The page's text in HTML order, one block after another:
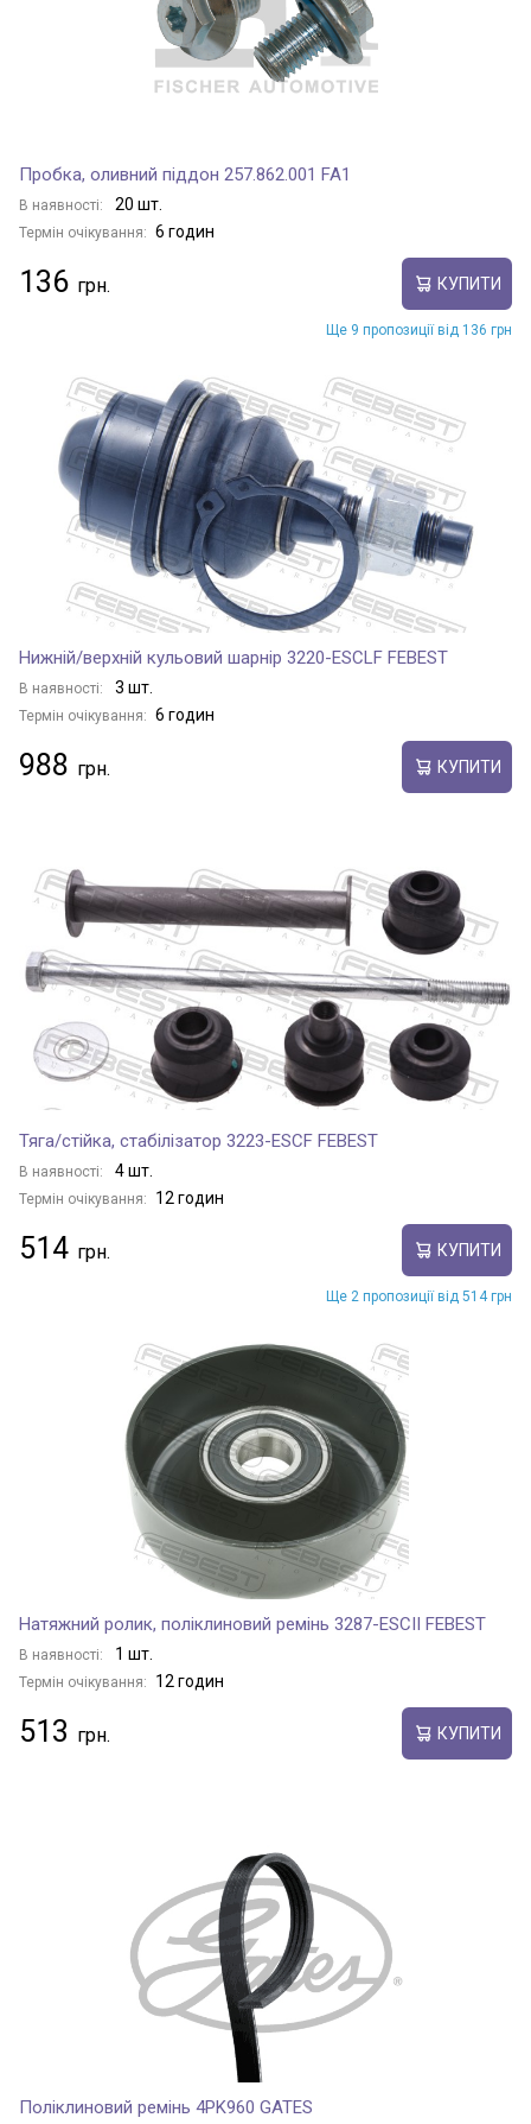
Пробка, оливний піддон 257.862.001 FA1
В наявності: 20 шт.
Термін очікування: 6 годин
136 КУПИТИ
Ще 9 пропозиції від 136 грн
Нижній/верхній кульовий шарнір 3220-ESCLF FEBEST
В наявності: 3 шт.
Термін очікування: 6 годин
988 КУПИТИ
Тяга/стійка, стабілізатор 3223-ESCF FEBEST
В наявності: 4 шт.
Термін очікування: 12 годин
514 КУПИТИ
Ще 2 пропозиції від 514 грн
Натяжний ролик, поліклиновий ремінь 3287-ESCII FEBEST
В наявності: 1 шт.
Термін очікування: 12 годин
513 КУПИТИ
Поліклиновий ремінь 4PK960 GATES